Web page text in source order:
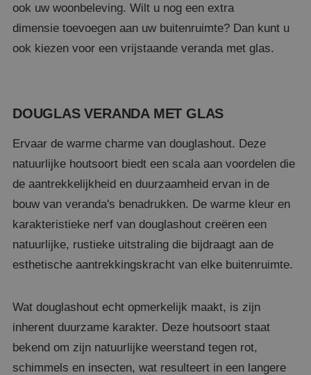
ook uw woonbeleving. Wilt u nog een extra
dimensie toevoegen aan uw buitenruimte? Dan kunt u
ook kiezen voor een vrijstaande veranda met glas.
DOUGLAS VERANDA MET GLAS
Ervaar de warme charme van douglashout. Deze
natuurlijke houtsoort biedt een scala aan voordelen die
de aantrekkelijkheid en duurzaamheid ervan in de
bouw van veranda's benadrukken. De warme kleur en
karakteristieke nerf van douglashout creëren een
natuurlijke, rustieke uitstraling die bijdraagt aan de
esthetische aantrekkingskracht van elke buitenruimte.
Wat douglashout echt opmerkelijk maakt, is zijn
inherent duurzame karakter. Deze houtsoort staat
bekend om zijn natuurlijke weerstand tegen rot,
schimmels en insecten, wat resulteert in een langere